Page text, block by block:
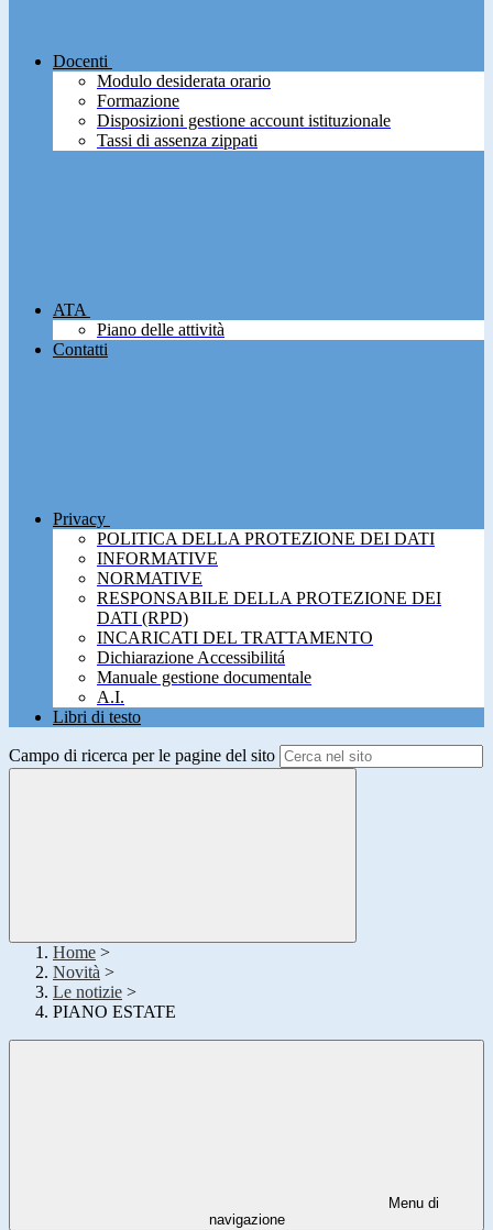
Docenti
Modulo desiderata orario
Formazione
Disposizioni gestione account istituzionale
Tassi di assenza zippati
ATA
Piano delle attività
Contatti
Privacy
POLITICA DELLA PROTEZIONE DEI DATI
INFORMATIVE
NORMATIVE
RESPONSABILE DELLA PROTEZIONE DEI
DATI (RPD)
INCARICATI DEL TRATTAMENTO
Dichiarazione Accessibilitá
Manuale gestione documentale
A.I.
Libri di testo
Campo di ricerca per le pagine del sito
Home >
Novità >
Le notizie >
PIANO ESTATE
Menu di
navigazione